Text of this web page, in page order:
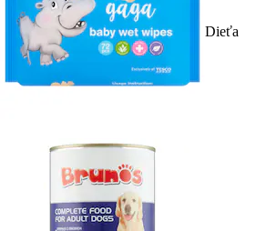
Dieťa